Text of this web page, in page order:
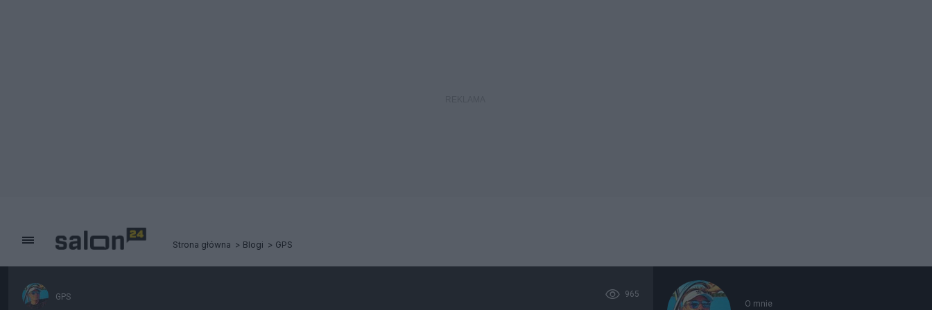
Strona główna Blogi GPS
GPS 965
O mnie